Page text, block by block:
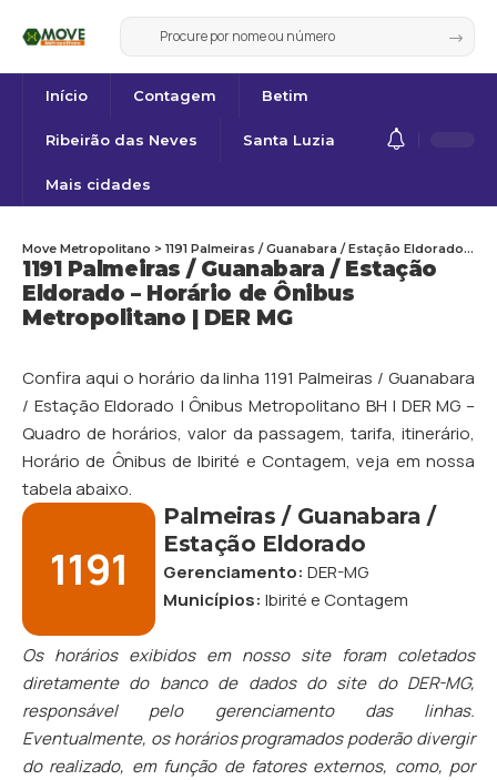
Início Contagem Betim
Ribeirão das Neves Santa Luzia
Mais cidades
1191 Palmeiras / Guanabara / Estação
Eldorado – Horário de Ônibus
Metropolitano | DER MG
Move Metropolitano > 1191 Palmeiras / Guanabara / Estação Eldorado – Horário de Ônibus Metropolitano | DER MG
Confira aqui o horário da linha 1191 Palmeiras / Guanabara
/ Estação Eldorado | Ônibus Metropolitano BH | DER MG –
Quadro de horários, valor da passagem, tarifa, itinerário,
Horário de Ônibus deIbirité eContagem, veja em nossa
tabela abaixo.
1191
Palmeiras / Guanabara /
Estação Eldorado
Gerenciamento: DER-MG
Municípios: IbiritéeContagem
Os horários exibidos em nosso site foram coletados
diretamente do banco de dados do site do DER-MG,
responsável pelo gerenciamento das linhas.
Eventualmente, os horários programados poderão divergir
do realizado, em função de fatores externos, como, por